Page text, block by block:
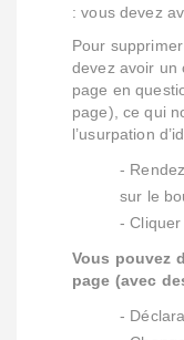
: vous devez
Pour
devez avoir un
page en
page), ce qui
l’usurpation
-
sur le
-
Vous pouvez
page (avec
-